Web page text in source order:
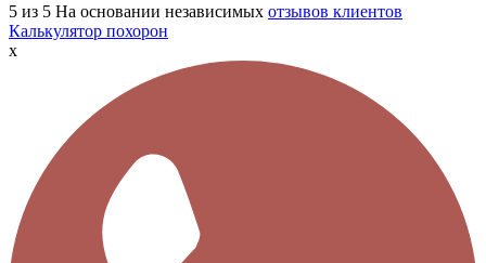
5 из 5 На основании независимых отзывов клиентов
Калькулятор похорон
x